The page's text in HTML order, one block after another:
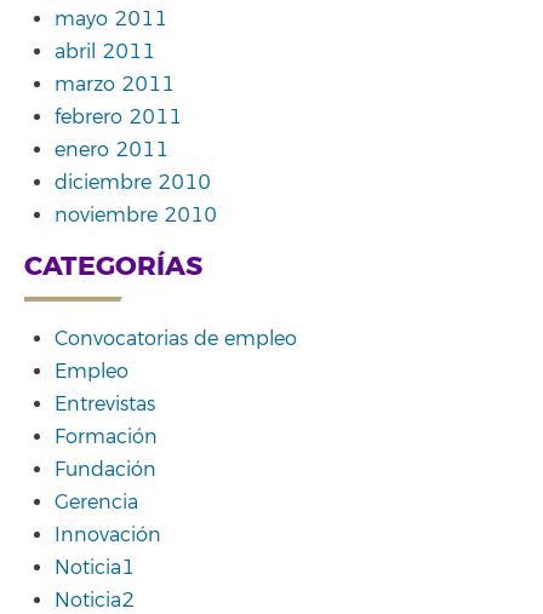
mayo 2011
abril 2011
marzo 2011
febrero 2011
enero 2011
diciembre 2010
noviembre 2010
CATEGORÍAS
Convocatorias de empleo
Empleo
Entrevistas
Formación
Fundación
Gerencia
Innovación
Noticia1
Noticia2